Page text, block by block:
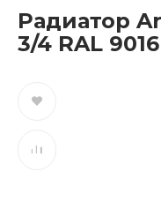
Радиатор
3/4 RAL 9016